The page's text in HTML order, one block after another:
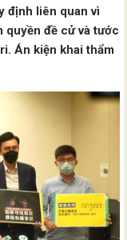
định liên quan vì
quyền đề cử và tước
Án kiện khai thẩm